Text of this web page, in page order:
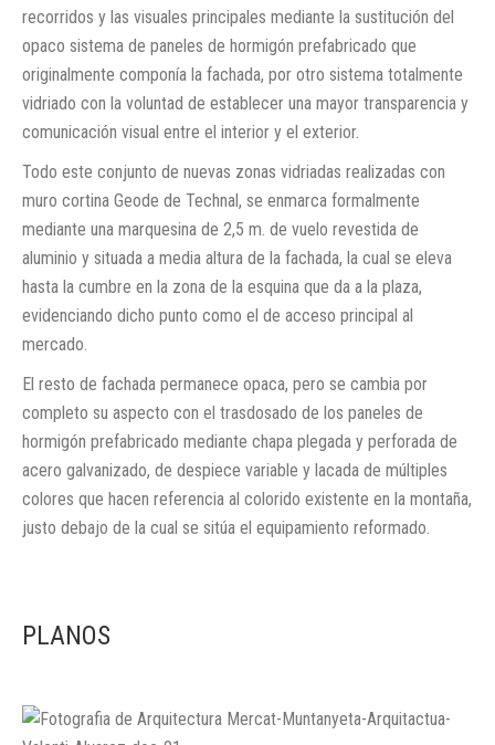
recorridos y las visuales principales mediante la sustitución del
opaco sistema de paneles de hormigón prefabricado que
originalmente componía la fachada, por otro sistema totalmente
vidriado con la voluntad de establecer una mayor transparencia y
comunicación visual entre el interior y el exterior.
Todo este conjunto de nuevas zonas vidriadas realizadas con
muro cortina Geode de Technal, se enmarca formalmente
mediante una marquesina de 2,5 m. de vuelo revestida de
aluminio y situada a media altura de la fachada, la cual se eleva
hasta la cumbre en la zona de la esquina que da a la plaza,
evidenciando dicho punto como el de acceso principal al
mercado.
El resto de fachada permanece opaca, pero se cambia por
completo su aspecto con el trasdosado de los paneles de
hormigón prefabricado mediante chapa plegada y perforada de
acero galvanizado, de despiece variable y lacada de múltiples
colores que hacen referencia al colorido existente en la montaña,
justo debajo de la cual se sitúa el equipamiento reformado.
PLANOS